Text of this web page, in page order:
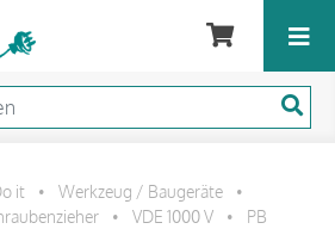
it • Werkzeug / Baugeräte
•
• VDE 1000 V •
PB